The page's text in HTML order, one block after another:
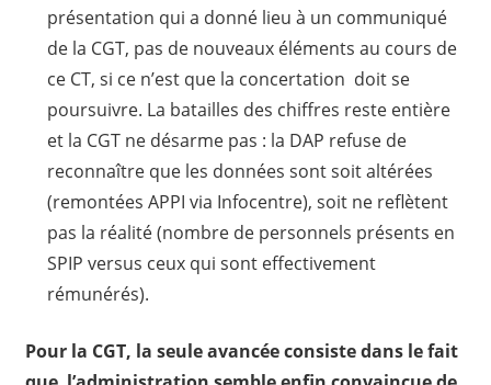
présentation qui a donné lieu à un communiqué
de la CGT, pas de nouveaux éléments au cours de
ce CT, si ce n’est que la concertation doit se
poursuivre. La batailles des chiffres reste entière
et la CGT ne désarme pas : la DAP refuse de
reconnaître que les données sont soit altérées
(remontées APPI via Infocentre), soit ne reflètent
pas la réalité (nombre de personnels présents en
SPIP versus ceux qui sont effectivement
rémunérés).
Pour la CGT, la seule avancée consiste dans le fait